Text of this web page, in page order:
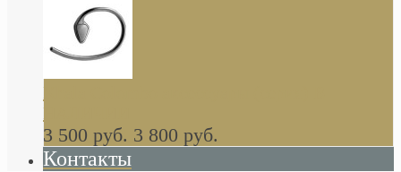
Khala Colombo аксессуары (серия) В
НАЛИЧИИ
3 500 руб. 3 800 руб.
Контакты